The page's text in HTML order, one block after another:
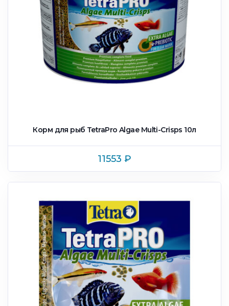
Корм для рыб TetraPro Algae Multi-Crisps 10л
11553 ₽